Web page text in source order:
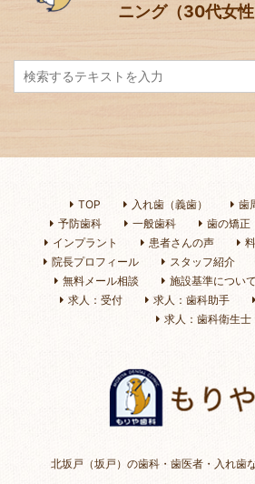
ニング（30代女性
TOP 入れ歯（義歯）
歯
予防歯科
一般歯科 歯の矯正
インプラント
患者さんの声
院長プロフィール
スタッフ紹介
無料メール相談
施設基準について
求人：受付
求人：歯科助手
求人：歯科衛生士
北坂戸（坂戸）の歯科・歯医者・入れ歯